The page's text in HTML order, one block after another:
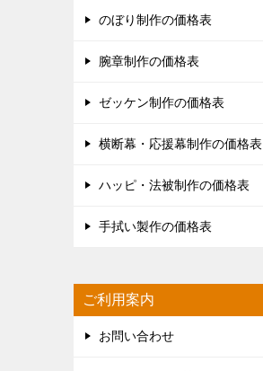
のぼり制作の価格表
腕章制作の価格表
ゼッケン制作の価格表
横断幕・応援幕制作の価格表
ハッピ・法被制作の価格表
手拭い製作の価格表
ご利用案内
お問い合わせ